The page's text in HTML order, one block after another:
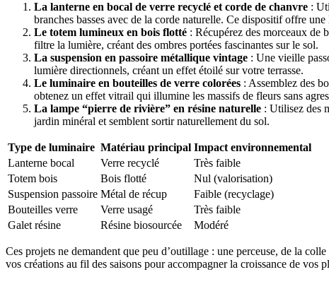
La lanterne en bocal de verre recyclé et corde de chanvre :
branches basses avec de la corde naturelle. Ce dispositif offre
Le totem lumineux en bois flotté : Récupérez des morceaux de
filtre la lumière, créant des ombres portées fascinantes sur le sol.
La suspension en passoire métallique vintage : Une vieille
lumière directionnels, créant un effet étoilé sur votre terrasse.
Le luminaire en bouteilles de verre colorées : Assemblez des
obtenez un effet vitrail qui illumine les massifs de fleurs sans
La lampe “pierre de rivière” en résine naturelle : Utilisez des
jardin minéral et semblent sortir naturellement du sol.
Type de luminaire Matériau principal Impact environnemental
Lanterne bocal
Verre recyclé
Très faible
Totem bois
Bois flotté
Nul (valorisation)
Suspension passoire Métal de récup
Faible (recyclage)
Bouteilles verre
Verre usagé
Très faible
Galet résine
Résine biosourcée Modéré
Ces projets ne demandent que peu d’outillage : une perceuse, de la
vos créations au fil des saisons pour accompagner la croissance de vos